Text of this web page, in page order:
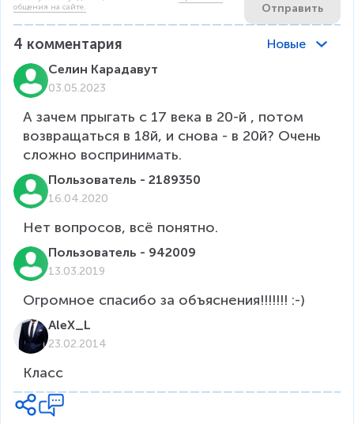
общения на сайте.
Отправить
4 комментария
Новые
Селин Карадавут
03.05.2023
А зачем прыгать с 17 века в 20-й , потом
возвращаться в 18й, и снова - в 20й? Очень
сложно воспринимать.
Пользователь - 2189350
16.04.2020
Нет вопросов, всё понятно.
Пользователь - 942009
13.03.2019
Огромное спасибо за объяснения!!!!!!! :-)
AleX_L
23.02.2014
Класс